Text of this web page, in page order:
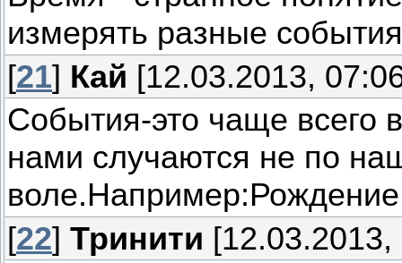
измерять разные
[21] Кай [12.03.2013,
События-это чаще всего
нами случаются не по
[22] Тринити [12.03.2013,